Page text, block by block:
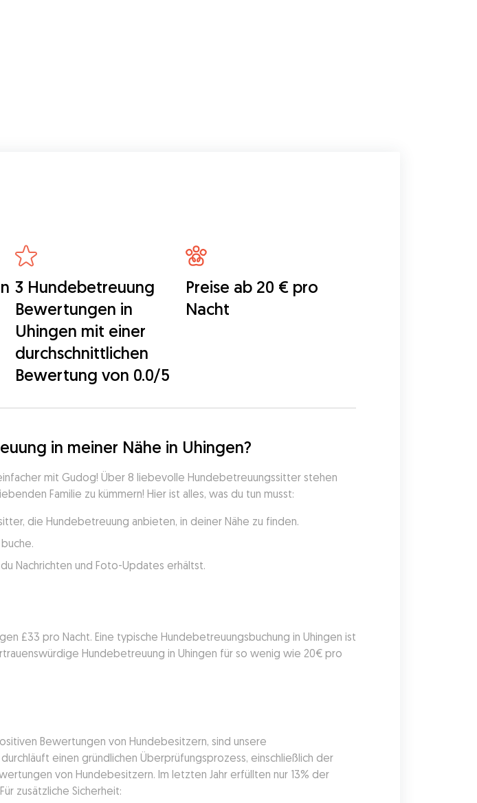
3 Hundebetreuung
Bewertungen in
Uhingen mit einer
durchschnittlichen
Bewertung von 0.0/5
Preise ab 20 € pro
Nacht
in meiner Nähe in Uhingen?
mit Gudog! Über 8 liebevolle Hundebetreuungssitter stehen
Familie zu kümmern! Hier ist alles, was du tun musst:
die Hundebetreuung anbieten, in deiner Nähe zu finden.
Nachrichten und Foto-Updates erhältst.
£33 pro Nacht. Eine typische Hundebetreuungsbuchung in Uhingen ist
Hundebetreuung in Uhingen für so wenig wie 20€ pro
Bewertungen von Hundebesitzern, sind unsere
einen gründlichen Überprüfungsprozess, einschließlich der
von Hundebesitzern. Im letzten Jahr erfüllten nur 13% der
zusätzliche Sicherheit: